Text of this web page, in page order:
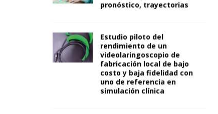
pronóstico, trayectorias
Estudio piloto del
rendimiento de un
videolaringoscopio de
fabricación local de bajo
costo y baja fidelidad con
uno de referencia en
simulación clínica